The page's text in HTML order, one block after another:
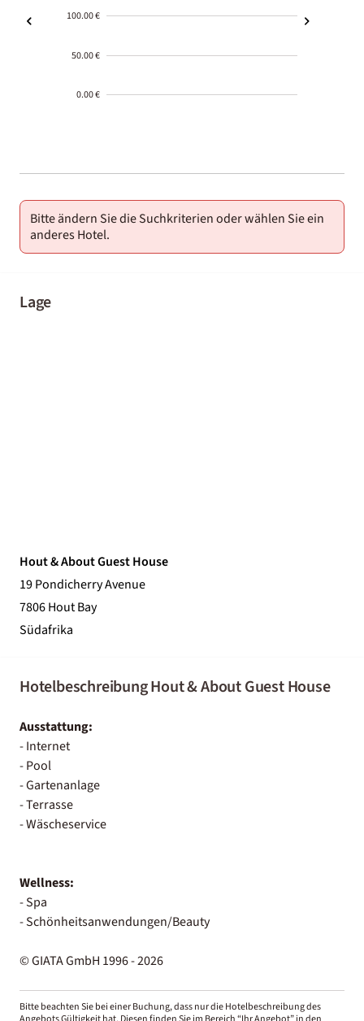
100.00 €
50.00 €
0.00 €
01-02
Bitte ändern Sie die Suchkriterien oder wählen Sie ein
anderes Hotel.
Lage
Hout & About Guest House
19 Pondicherry Avenue
7806 Hout Bay
Südafrika
Hotelbeschreibung Hout & About Guest House
Ausstattung:
- Internet
- Pool
- Gartenanlage
- Terrasse
- Wäscheservice
Wellness:
- Spa
- Schönheitsanwendungen/Beauty
© GIATA GmbH 1996 - 2026
Bitte beachten Sie bei einer Buchung, dass nur die Hotelbeschreibung des